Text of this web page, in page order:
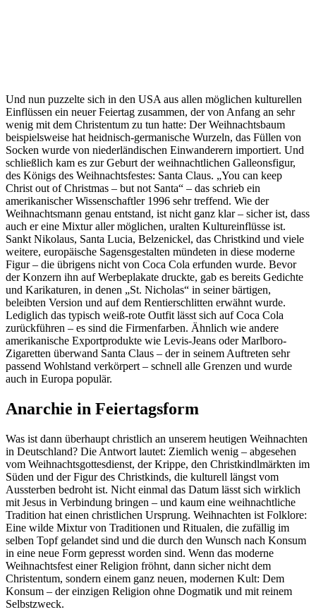
Und nun puzzelte sich in den USA aus allen möglichen kulturellen
Einflüssen ein neuer Feiertag zusammen, der von Anfang an sehr
wenig mit dem Christentum zu tun hatte: Der Weihnachtsbaum
beispielsweise hat heidnisch-germanische Wurzeln, das Füllen von
Socken wurde von niederländischen Einwanderern importiert. Und
schließlich kam es zur Geburt der weihnachtlichen Galleonsfigur,
des Königs des Weihnachtsfestes: Santa Claus. „You can keep
Christ out of Christmas – but not Santa“ – das schrieb ein
amerikanischer Wissenschaftler 1996 sehr treffend. Wie der
Weihnachtsmann genau entstand, ist nicht ganz klar – sicher ist, dass
auch er eine Mixtur aller möglichen, uralten Kultureinflüsse ist.
Sankt Nikolaus, Santa Lucia, Belzenickel, das Christkind und viele
weitere, europäische Sagensgestalten mündeten in diese moderne
Figur – die übrigens nicht von Coca Cola erfunden wurde. Bevor
der Konzern ihn auf Werbeplakate druckte, gab es bereits Gedichte
und Karikaturen, in denen „St. Nicholas“ in seiner bärtigen,
beleibten Version und auf dem Rentierschlitten erwähnt wurde.
Lediglich das typisch weiß-rote Outfit lässt sich auf Coca Cola
zurückführen – es sind die Firmenfarben. Ähnlich wie andere
amerikanische Exportprodukte wie Levis-Jeans oder Marlboro-
Zigaretten überwand Santa Claus – der in seinem Auftreten sehr
passend Wohlstand verkörpert – schnell alle Grenzen und wurde
auch in Europa populär.
Anarchie in Feiertagsform
Was ist dann überhaupt christlich an unserem heutigen Weihnachten
in Deutschland? Die Antwort lautet: Ziemlich wenig – abgesehen
vom Weihnachtsgottesdienst, der Krippe, den Christkindlmärkten im
Süden und der Figur des Christkinds, die kulturell längst vom
Aussterben bedroht ist. Nicht einmal das Datum lässt sich wirklich
mit Jesus in Verbindung bringen – und kaum eine weihnachtliche
Tradition hat einen christlichen Ursprung. Weihnachten ist Folklore:
Eine wilde Mixtur von Traditionen und Ritualen, die zufällig im
selben Topf gelandet sind und die durch den Wunsch nach Konsum
in eine neue Form gepresst worden sind. Wenn das moderne
Weihnachtsfest einer Religion fröhnt, dann sicher nicht dem
Christentum, sondern einem ganz neuen, modernen Kult: Dem
Konsum – der einzigen Religion ohne Dogmatik und mit reinem
Selbstzweck.